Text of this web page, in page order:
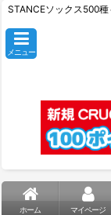
STANCEソックス500
メニュー
ホーム マイページ